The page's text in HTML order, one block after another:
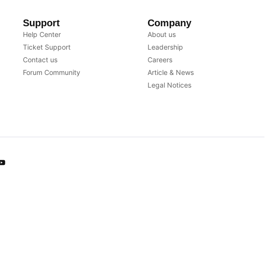
Support
Help Center
Ticket Support
Contact us
Forum Community
Company
About us
Leadership
Careers
Article & News
Legal Notices